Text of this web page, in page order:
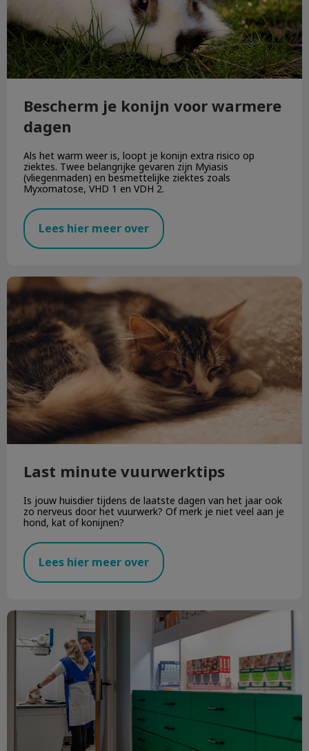
Bescherm je konijn voor warmere
dagen
Als het warm weer is, loopt je konijn extra risico op
ziektes. Twee belangrijke gevaren zijn Myiasis
(vliegenmaden) en besmettelijke ziektes zoals
Myxomatose, VHD 1 en VDH 2.
Lees hier meer over
Last minute vuurwerktips
Last minute vuurwerktips
Is jouw huisdier tijdens de laatste dagen van het jaar ook
zo nerveus door het vuurwerk? Of merk je niet veel aan je
hond, kat of konijnen?
Lees hier meer over
Welkom op onze nieuwe locatie in Stein!